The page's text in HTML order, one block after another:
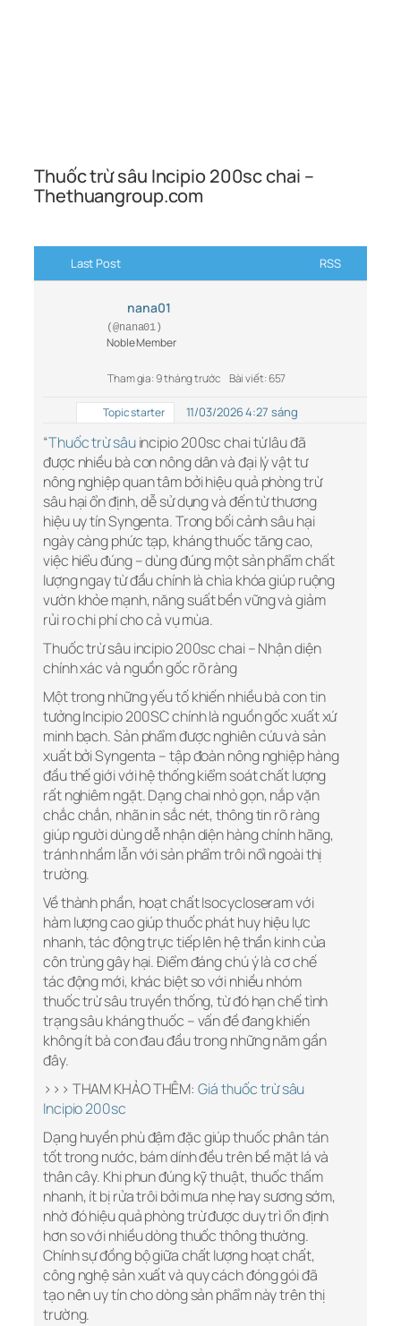
Thuốc trừ sâu Incipio 200sc chai –
Thethuangroup.com
Last Post RSS
nana01
(@nana01)
Noble Member
Tham gia: 9 tháng trước Bài viết: 657
Topic starter 11/03/2026 4:27 sáng
“Thuốc trừ sâuincipio 200sc chai từ lâu đã
được nhiều bà con nông dân và đại lý vật tư
nông nghiệp quan tâm bởi hiệu quả phòng trừ
sâu hại ổn định, dễ sử dụng và đến từ thương
hiệu uy tín Syngenta. Trong bối cảnh sâu hại
ngày càng phức tạp, kháng thuốc tăng cao,
việc hiểu đúng – dùng đúng một sản phẩm chất
lượng ngay từ đầu chính là chìa khóa giúp ruộng
vườn khỏe mạnh, năng suất bền vững và giảm
rủi ro chi phí cho cả vụ mùa.
Thuốc trừ sâu incipio 200sc chai – Nhận diện
chính xác và nguồn gốc rõ ràng
Một trong những yếu tố khiến nhiều bà con tin
tưởng Incipio 200SC chính là nguồn gốc xuất xứ
minh bạch. Sản phẩm được nghiên cứu và sản
xuất bởi Syngenta – tập đoàn nông nghiệp hàng
đầu thế giới với hệ thống kiểm soát chất lượng
rất nghiêm ngặt. Dạng chai nhỏ gọn, nắp vặn
chắc chắn, nhãn in sắc nét, thông tin rõ ràng
giúp người dùng dễ nhận diện hàng chính hãng,
tránh nhầm lẫn với sản phẩm trôi nổi ngoài thị
trường.
Về thành phần, hoạt chất Isocycloseram với
hàm lượng cao giúp thuốc phát huy hiệu lực
nhanh, tác động trực tiếp lên hệ thần kinh của
côn trùng gây hại. Điểm đáng chú ý là cơ chế
tác động mới, khác biệt so với nhiều nhóm
thuốc trừ sâu truyền thống, từ đó hạn chế tình
trạng sâu kháng thuốc – vấn đề đang khiến
không ít bà con đau đầu trong những năm gần
đây.
>>> THAM KHẢO THÊM: Giá thuốc trừ sâu
Incipio 200sc
Dạng huyền phù đậm đặc giúp thuốc phân tán
tốt trong nước, bám dính đều trên bề mặt lá và
thân cây. Khi phun đúng kỹ thuật, thuốc thấm
nhanh, ít bị rửa trôi bởi mưa nhẹ hay sương sớm,
nhờ đó hiệu quả phòng trừ được duy trì ổn định
hơn so với nhiều dòng thuốc thông thường.
Chính sự đồng bộ giữa chất lượng hoạt chất,
công nghệ sản xuất và quy cách đóng gói đã
tạo nên uy tín cho dòng sản phẩm này trên thị
trường.